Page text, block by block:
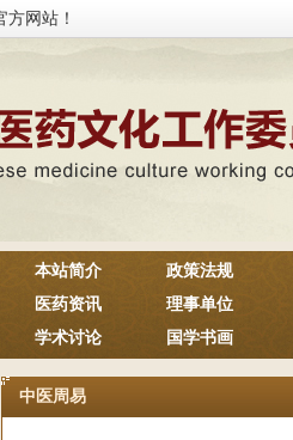
网站！
本站简介
政策法规
医药资讯
理事单位
学术讨论 国学书画
中医周易